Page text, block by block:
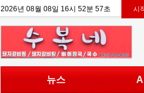
2026년 08월 08일 16시 52분 57초 시
뉴스